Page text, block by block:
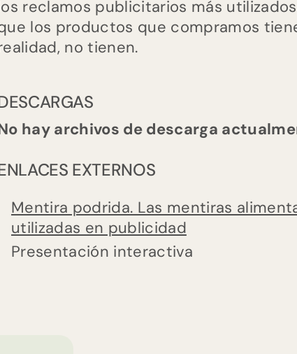
reclamos publicitarios más
los productos que compramos
no tienen.
hay archivos de descarga
EXTERNOS
Mentira podrida. Las mentiras
utilizadas en publicidad
Presentación interactiva